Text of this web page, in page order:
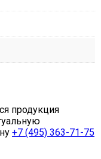
продукция
+7 (495) 363-71-75